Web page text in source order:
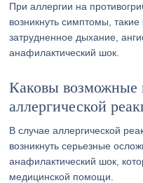
При аллергии на
возникнуть симптомы, такие
затрудненное дыхание,
анафилактический шок.
Каковы возможные
аллергической
В случае аллергической
возникнуть серьезные
анафилактический шок,
медицинской помощи.